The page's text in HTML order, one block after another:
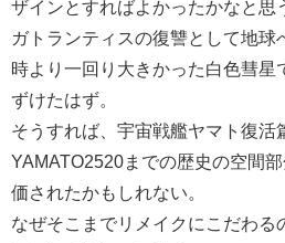
ザインとすればよかったかなと思
ガトランティスの復讐として地球
時より一回り大きかった白色彗星
ずけたはず。
そうすれば、宇宙戦艦ヤマト復活
YAMATO2520までの歴史の空間
価されたかもしれない。
なぜそこまでリメイクにこだわる